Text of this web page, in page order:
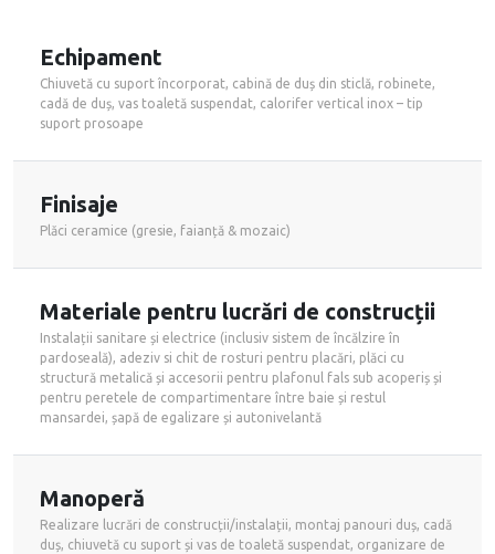
Echipament
Chiuvetă cu suport încorporat, cabină de duș din sticlă, robinete,
cadă de duș, vas toaletă suspendat, calorifer vertical inox – tip
suport prosoape
Finisaje
Plăci ceramice (gresie, faianță & mozaic)
Materiale pentru lucrări de construcții
Instalații sanitare și electrice (inclusiv sistem de încălzire în
pardoseală), adeziv si chit de rosturi pentru placări, plăci cu
structură metalică și accesorii pentru plafonul fals sub acoperiș și
pentru peretele de compartimentare între baie și restul
mansardei, șapă de egalizare și autonivelantă
Manoperă
Realizare lucrări de construcții/instalații, montaj panouri duș, cadă
duș, chiuvetă cu suport și vas de toaletă suspendat, organizare de